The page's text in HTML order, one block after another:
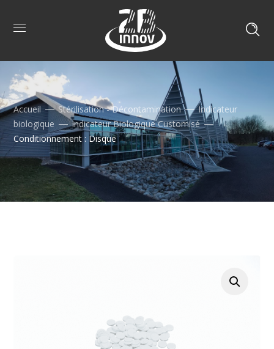
Accueil Stérilisation - Décontamination
Indicateur
biologique
Indicateur Biologique Customisé
Conditionnement : Disque